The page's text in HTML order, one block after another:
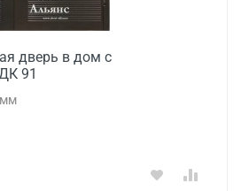
дверь в дом с
91
мм